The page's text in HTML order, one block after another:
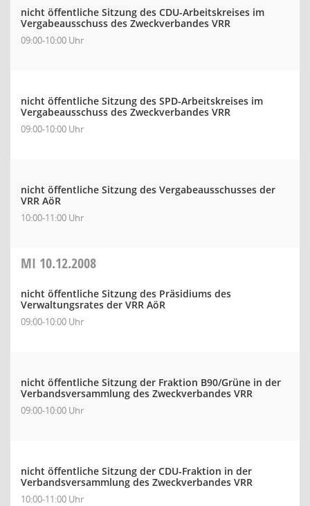
nicht öffentliche Sitzung des CDU-Arbeitskreises im
Vergabeausschuss des Zweckverbandes VRR
09:00-10:00 Uhr
nicht öffentliche Sitzung des SPD-Arbeitskreises im
Vergabeausschuss des Zweckverbandes VRR
09:00-10:00 Uhr
nicht öffentliche Sitzung des Vergabeausschusses der
VRR AöR
10:00-11:00 Uhr
MI 10.12.2008
nicht öffentliche Sitzung des Präsidiums des
Verwaltungsrates der VRR AöR
09:00-10:00 Uhr
nicht öffentliche Sitzung der Fraktion B90/Grüne in der
Verbandsversammlung des Zweckverbandes VRR
09:00-10:00 Uhr
nicht öffentliche Sitzung der CDU-Fraktion in der
Verbandsversammlung des Zweckverbandes VRR
10:00-11:00 Uhr